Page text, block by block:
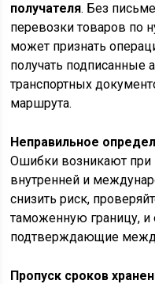
получателя. Без
перевозки товаров по
может признать
получать подписанные
транспортных
маршрута.
Неправильное
Ошибки возникают при
внутренней и
снизить риск,
таможенную границу,
подтверждающие
Пропуск сроков